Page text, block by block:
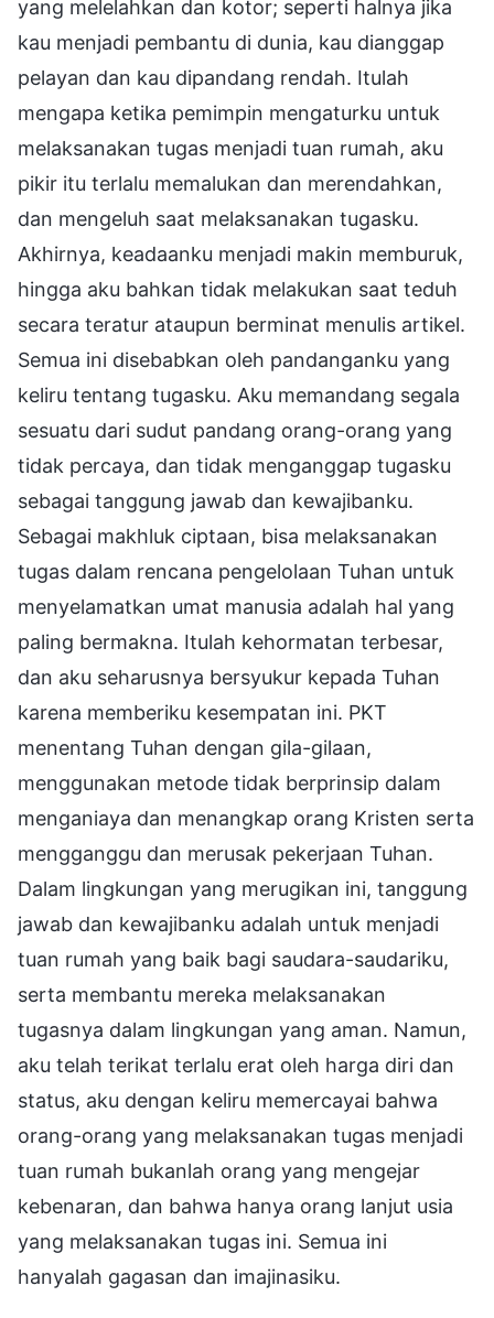
yang melelahkan dan kotor; seperti halnya jika
kau menjadi pembantu di dunia, kau dianggap
pelayan dan kau dipandang rendah. Itulah
mengapa ketika pemimpin mengaturku untuk
melaksanakan tugas menjadi tuan rumah, aku
pikir itu terlalu memalukan dan merendahkan,
dan mengeluh saat melaksanakan tugasku.
Akhirnya, keadaanku menjadi makin memburuk,
hingga aku bahkan tidak melakukan saat teduh
secara teratur ataupun berminat menulis artikel.
Semua ini disebabkan oleh pandanganku yang
keliru tentang tugasku. Aku memandang segala
sesuatu dari sudut pandang orang-orang yang
tidak percaya, dan tidak menganggap tugasku
sebagai tanggung jawab dan kewajibanku.
Sebagai makhluk ciptaan, bisa melaksanakan
tugas dalam rencana pengelolaan Tuhan untuk
menyelamatkan umat manusia adalah hal yang
paling bermakna. Itulah kehormatan terbesar,
dan aku seharusnya bersyukur kepada Tuhan
karena memberiku kesempatan ini. PKT
menentang Tuhan dengan gila-gilaan,
menggunakan metode tidak berprinsip dalam
menganiaya dan menangkap orang Kristen serta
mengganggu dan merusak pekerjaan Tuhan.
Dalam lingkungan yang merugikan ini, tanggung
jawab dan kewajibanku adalah untuk menjadi
tuan rumah yang baik bagi saudara-saudariku,
serta membantu mereka melaksanakan
tugasnya dalam lingkungan yang aman. Namun,
aku telah terikat terlalu erat oleh harga diri dan
status, aku dengan keliru memercayai bahwa
orang-orang yang melaksanakan tugas menjadi
tuan rumah bukanlah orang yang mengejar
kebenaran, dan bahwa hanya orang lanjut usia
yang melaksanakan tugas ini. Semua ini
hanyalah gagasan dan imajinasiku.